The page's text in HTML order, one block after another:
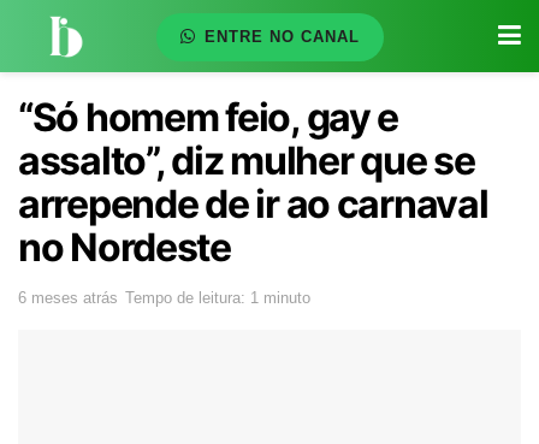
ENTRE NO CANAL
“Só homem feio, gay e
assalto”, diz mulher que se
arrepende de ir ao carnaval
no Nordeste
6 meses atrás Tempo de leitura: 1 minuto